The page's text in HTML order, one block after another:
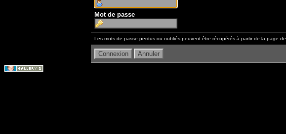
Mot de passe
Les mots de passe perdus ou oubliés peuvent être récupérés à partir de la page de